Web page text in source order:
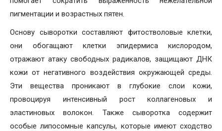
пигментации и возрастных пятен.
Основу сыворотки составляют фитостволовые клетки,
они обогащают клетки эпидермиса кислородом,
отражают атаку свободных радикалов, защищают ДНК
кожи от негативного воздействия окружающей среды.
Эти вещества проникают в глубокие слои кожи,
провоцируя интенсивный рост коллагеновых и
эластиновых волокон. Также сыворотка содержит
особые липосомные капсулы, которые имеют сходство